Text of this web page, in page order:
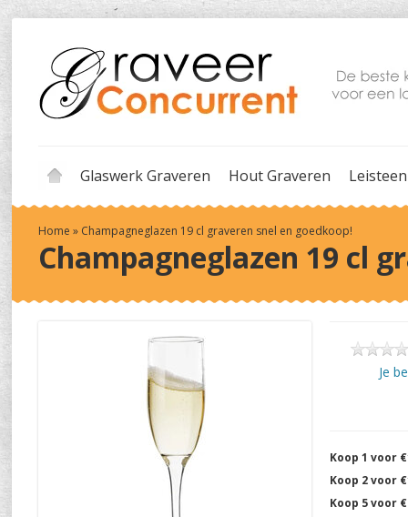
Glaswerk Graveren Hout Graveren
Home » Champagneglazen 19 cl graveren snel en goedkoop!
Champagneglazen 19 cl
Je
Koop 1 voor
Koop 2 voor
Koop 5 voor